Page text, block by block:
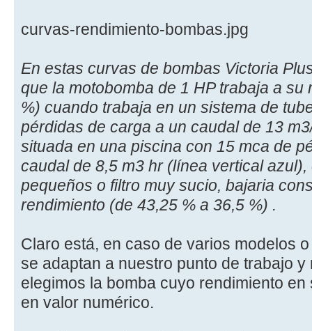
curvas-rendimiento-bombas.jpg
En estas curvas de bombas Victoria
que la motobomba de 1 HP trabaja a
%) cuando trabaja en un sistema de
pérdidas de carga a un caudal de 13
situada en una piscina con 15 mca de
caudal de 8,5 m3 hr (línea vertical
pequeños o filtro muy sucio, bajaria
rendimiento (de 43,25 % a 36,5 %) .
Claro está, en caso de varios modelos
se adaptan a nuestro punto de trabajo y
elegimos la bomba cuyo rendimiento
en valor numérico.